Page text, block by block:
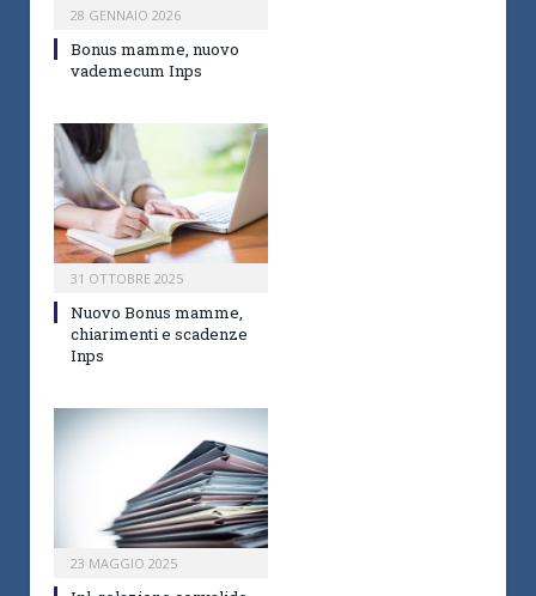
28 GENNAIO 2026
Bonus mamme, nuovo
vademecum Inps
31 OTTOBRE 2025
Nuovo Bonus mamme,
chiarimenti e scadenze
Inps
23 MAGGIO 2025